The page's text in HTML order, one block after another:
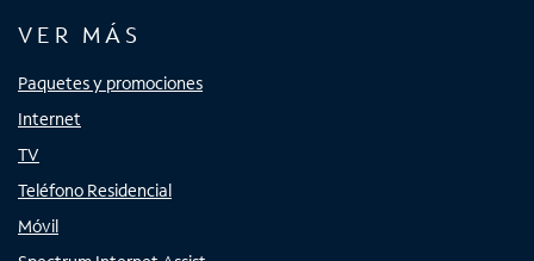
VER MÁS
Paquetes y promociones
Internet
TV
Teléfono Residencial
Móvil